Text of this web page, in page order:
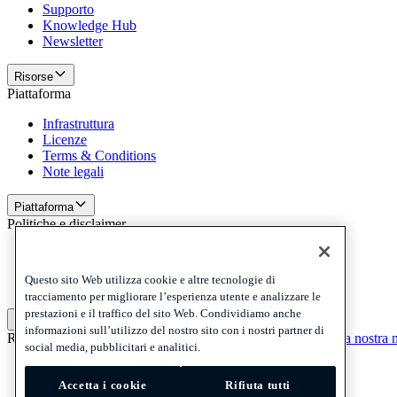
Supporto
Knowledge Hub
Newsletter
Risorse
Piattaforma
Infrastruttura
Licenze
Terms & Conditions
Note legali
Piattaforma
Politiche e disclaimer
Disclaimer
Politiche e disclaimer
Ricevi la nostra newsletterRicevi la nostra newsletterRicevi la nostra
Privacy
Cookies
Questo sito Web utilizza cookie e altre tecnologie di
tracciamento per migliorare l’esperienza utente e analizzare le
prestazioni e il traffico del sito Web. Condividiamo anche
informazioni sull’utilizzo del nostro sito con i nostri partner di
social media, pubblicitari e analitici.
Accetta i cookie Rifiuta tutti